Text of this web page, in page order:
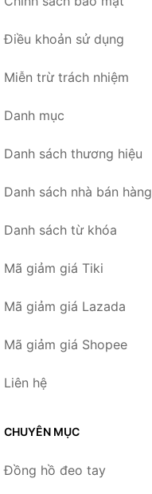
Điều khoản sử dụng
Miễn trừ trách nhiệm
Danh mục
Danh sách thương hiệu
Danh sách nhà bán hàng
Danh sách từ khóa
Mã giảm giá Tiki
Mã giảm giá Lazada
Mã giảm giá Shopee
Liên hệ
CHUYÊN MỤC
Đồng hồ đeo tay